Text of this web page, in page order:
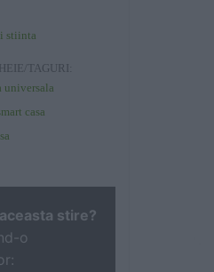
stiinta
TAGURI:
universala
casa
stire?
o